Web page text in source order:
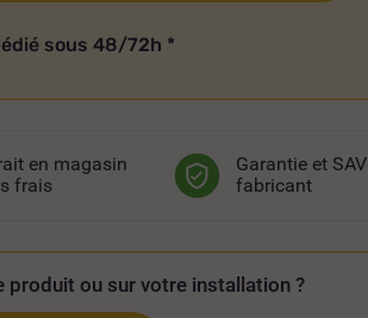
sous 48/72h *
en magasin
frais
Garantie et SAV
fabricant
produit ou sur votre installation ?